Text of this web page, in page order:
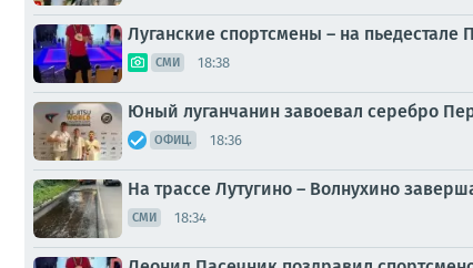
Луганские спортсмены – на
СМИ 18:38
Юный луганчанин завоевал серебро
ОФИЦ. 18:36
На трассе Лутугино – Волнухино
СМИ 18:34